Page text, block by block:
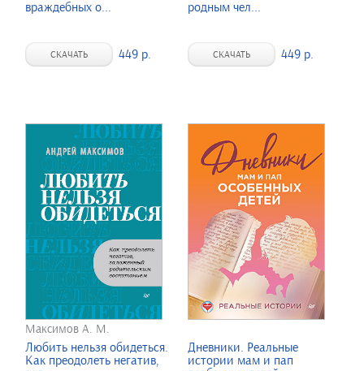
враждебных о...
СКАЧАТЬ 449 р.
родным чел...
СКАЧАТЬ 449 р.
Максимов А. М.
Любить нельзя обидеться.
Как преодолеть негатив,
Дневники. Реальные
истории мам и пап